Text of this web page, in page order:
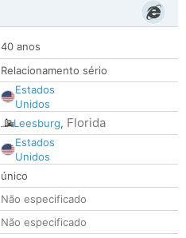
40 anos
Relacionamento sério
Estados
Unidos
Leesburg, Florida
Estados
Unidos
único
Não especificado
Não especificado